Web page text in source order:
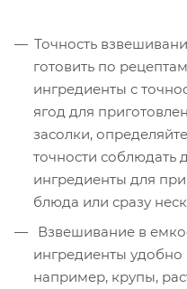
Точность
готовить по
ингредиенты с
ягод для
засолки,
точности соблюдать
ингредиенты для
блюда или сразу
Взвешивание в
ингредиенты удобно
например, крупы,